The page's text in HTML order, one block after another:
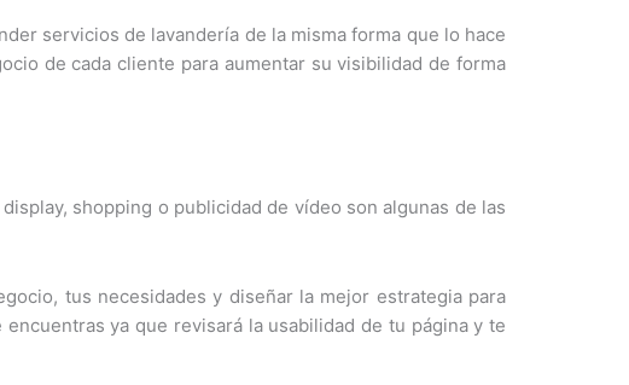
servicios de lavandería de la misma forma que lo hace
de cada cliente para aumentar su visibilidad de forma
shopping o publicidad de vídeo son algunas de las
tus necesidades y diseñar la mejor estrategia para
ya que revisará la usabilidad de tu página y te